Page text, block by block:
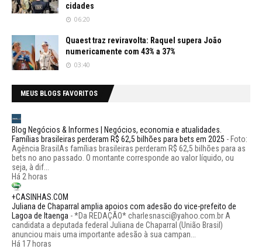
cidades
06:20
Quaest traz reviravolta: Raquel supera João
numericamente com 43% a 37%
03:40
MEUS BLOGS FAVORITOS
Blog Negócios & Informes | Negócios, economia e atualidades.
Famílias brasileiras perderam R$ 62,5 bilhões para bets em 2025 - Foto:
Agência BrasilAs famílias brasileiras perderam R$ 62,5 bilhões para as
bets no ano passado. O montante corresponde ao valor líquido, ou
seja, à dif...
Há 2 horas
+CASINHAS.COM
Juliana de Chaparral amplia apoios com adesão do vice-prefeito de
Lagoa de Itaenga -*Da REDAÇÃO* charlesnasci@yahoo.com.br A
candidata a deputada federal Juliana de Chaparral (União Brasil)
anunciou mais uma importante adesão à sua campan...
Há 17 horas